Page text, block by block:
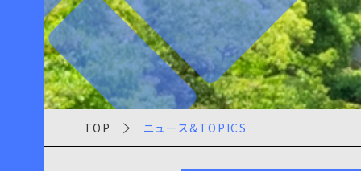
TOP ニュース&TOPICS